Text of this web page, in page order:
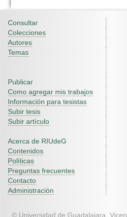
Consultar
Colecciones
Autores
Temas
Publicar
Como agregar mis trabajos
Información para tesistas
Subir tesis
Subir artículo
Acerca de RIUdeG
Contenidos
Políticas
Preguntas frecuentes
Contacto
Administración
© Universidad de Guadalajara.